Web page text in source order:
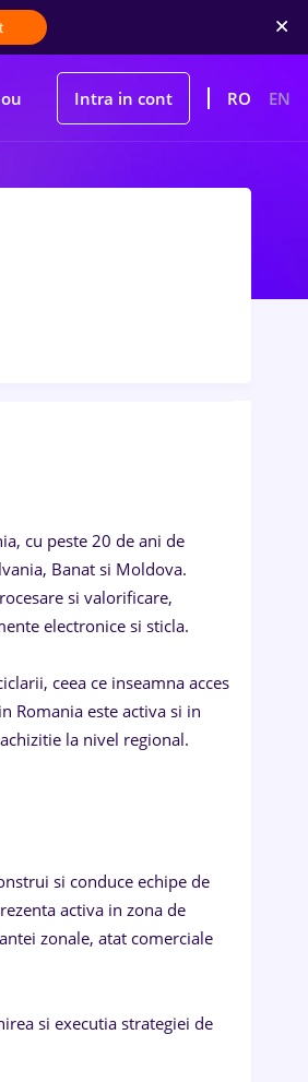
Intra in cont RO EN
cu peste 20 de ani de
Banat si Moldova.
si valorificare,
electronice si sticla.
ceea ce inseamna acces
Romania este activa si in
la nivel regional.
si conduce echipe de
activa in zona de
zonale, atat comerciale
si executia strategiei de